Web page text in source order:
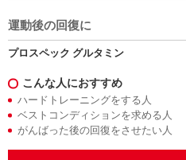
運動後の回復に
プロスペック グルタミン
こんな人におすすめ
ハードトレーニングをする人
ベストコンディションを求める人
がんばった後の回復をさせたい人